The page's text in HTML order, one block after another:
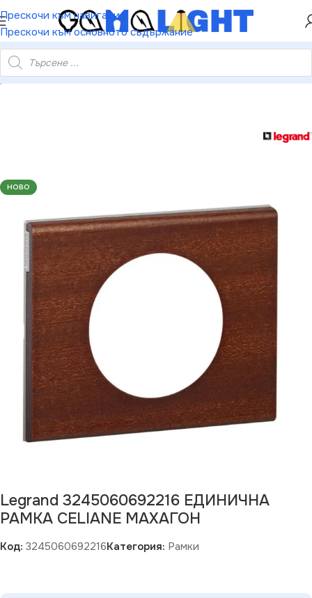
Прескочи към навигация
Прескочи към основното съдържание
НАМАЛЕНИЕ ОТ 5%
3245060692216 ЕДИНИЧНА РАМКА CELIANE МАХАГОН
НОВО
Legrand 3245060692216 ЕДИНИЧНА
РАМКА CELIANE МАХАГОН
Код: 3245060692216Категория: Рамки